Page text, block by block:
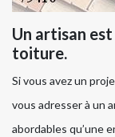
Un artisan
toiture.
Si vous avez un
vous adresser à un
abordables qu’une